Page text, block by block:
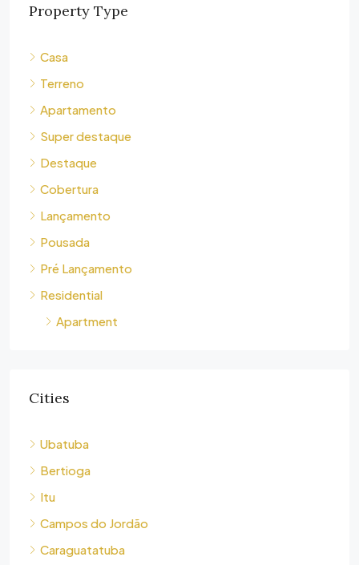
Property Type
Casa
Terreno
Apartamento
Super destaque
Destaque
Cobertura
Lançamento
Pousada
Pré Lançamento
Residential
Apartment
Cities
Ubatuba
Bertioga
Itu
Campos do Jordão
Caraguatatuba